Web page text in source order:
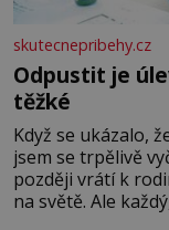
skutecnepribehy.cz
Odpustit je
těžké
Když se ukázalo,
jsem se trpělivě
později vrátí k
na světě. Ale